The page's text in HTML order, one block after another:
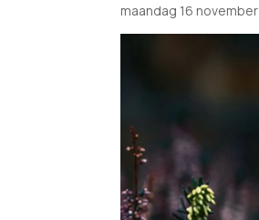
maandag 16 november